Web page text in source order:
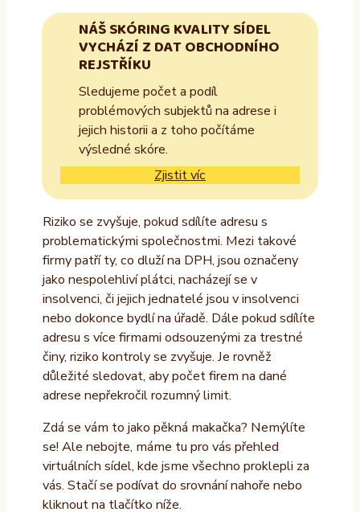
NÁŠ SKÓRING KVALITY SÍDEL
VYCHÁZÍ Z DAT OBCHODNÍHO
REJSTŘÍKU
Sledujeme počet a podíl
problémových subjektů na adrese i
jejich historii a z toho počítáme
výsledné skóre.
Zjistit víc
Riziko se zvyšuje, pokud sdílíte adresu s
problematickými společnostmi. Mezi takové
firmy patří ty, co dluží na DPH, jsou označeny
jako nespolehliví plátci, nacházejí se v
insolvenci, či jejich jednatelé jsou v insolvenci
nebo dokonce bydlí na úřadě. Dále pokud sdílíte
adresu s více firmami odsouzenými za trestné
činy, riziko kontroly se zvyšuje. Je rovněž
důležité sledovat, aby počet firem na dané
adrese nepřekročil rozumný limit.
Zdá se vám to jako pěkná makačka? Nemýlíte
se! Ale nebojte, máme tu pro vás přehled
virtuálních sídel, kde jsme všechno proklepli za
vás. Stačí se podívat do srovnání nahoře nebo
kliknout na tlačítko níže.